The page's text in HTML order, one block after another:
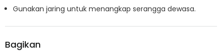
Gunakan jaring untuk menangkap serangga dewasa.
Bagikan